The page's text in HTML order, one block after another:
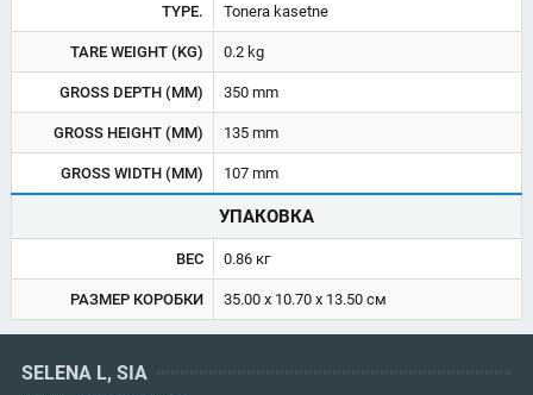
TYPE. Tonera kasetne
TARE WEIGHT (KG) 0.2 kg
GROSS DEPTH (MM) 350 mm
GROSS HEIGHT (MM) 135 mm
GROSS WIDTH (MM) 107 mm
УПАКОВКА
ВЕС 0.86 кг
РАЗМЕР КОРОБКИ 35.00 x 10.70 x 13.50 см
SELENA L, SIA